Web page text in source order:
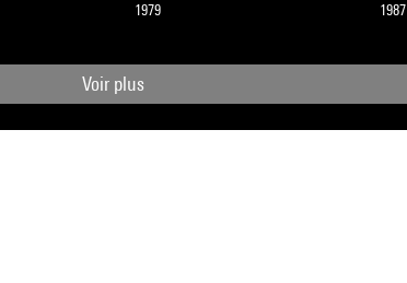
1979
1987
Voir plus